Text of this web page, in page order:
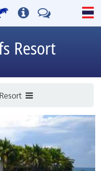
Resort